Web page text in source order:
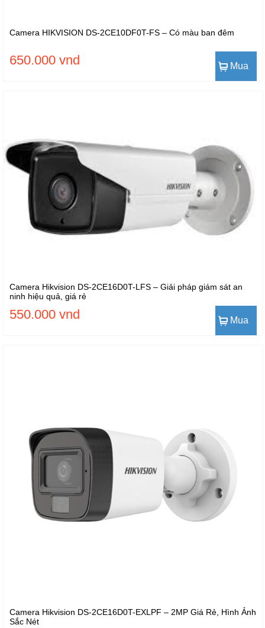
Camera HIKVISION DS-2CE10DF0T-FS – Có màu ban đêm
650.000 vnd Mua
Camera Hikvision DS-2CE16D0T-LFS – Giải pháp giám sát an
ninh hiệu quả, giá rẻ
550.000 vnd Mua
Camera Hikvision DS-2CE16D0T-EXLPF – 2MP Giá Rẻ, Hình Ảnh
Sắc Nét